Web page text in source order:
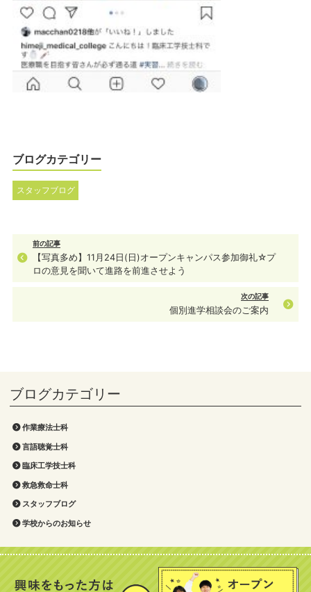
作業療法士科
言語聴覚士科
臨床工学技士科
救急救命士科
スタッフブログ
学校からのお知らせ
ブログカテゴリー
スタッフブログ
前の記事
【写真多め】11月24日(日)オープンキャンパス参加御礼☆プ
ロの意見を聞いて進路を前進させよう
次の記事
個別進学相談会のご案内